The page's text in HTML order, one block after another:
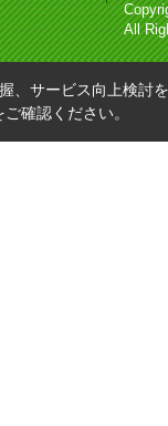
All
、サービス向上検討
ご確認ください。